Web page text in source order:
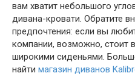
вам хватит небольшого
дивана-кровати. Обратите
предпочтения: если вы
компании, возможно, стоит
широкими сиденьями.
найти магазин диванов